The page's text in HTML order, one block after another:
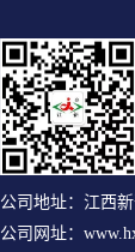
公司地址：江西
公司网址：